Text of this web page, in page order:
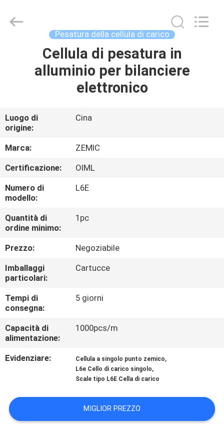
VIDEO
SU
DI
NOI
VISITA
DELLA
FABBRICA
CONTROLLO
DELLA
QUALITÀ
CHIEDI UN
PREVENTIVO
Co.,Limited.
Pesatura della cellula di carico
Cellula di pesatura in
alluminio per bilanciere
elettronico
Luogo di
origine:
Cina
Marca:
ZEMIC
Certificazione:
OIML
Numero di
modello:
L6E
Quantità di
ordine minimo:
1pc
Prezzo:
Negoziabile
Imballaggi
particolari:
Cartucce
Tempi di
consegna:
5 giorni
Capacità di
alimentazione:
1000pcs/m
Evidenziare: Cellula a singolo punto zemico,
L6e Cello di carico singolo,
Scale tipo L6E Cella di carico
MIGLIOR PREZZO